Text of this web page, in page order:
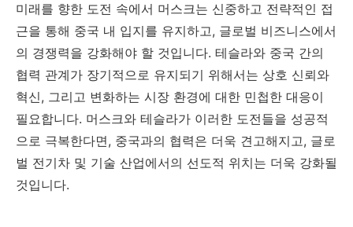
미래를 향한 도전 속에서 머스크는 신중하고 전략적인 접
근을 통해 중국 내 입지를 유지하고, 글로벌 비즈니스에서
의 경쟁력을 강화해야 할 것입니다. 테슬라와 중국 간의
협력 관계가 장기적으로 유지되기 위해서는 상호 신뢰와
혁신, 그리고 변화하는 시장 환경에 대한 민첩한 대응이
필요합니다. 머스크와 테슬라가 이러한 도전들을 성공적
으로 극복한다면, 중국과의 협력은 더욱 견고해지고, 글로
벌 전기차 및 기술 산업에서의 선도적 위치는 더욱 강화될
것입니다.